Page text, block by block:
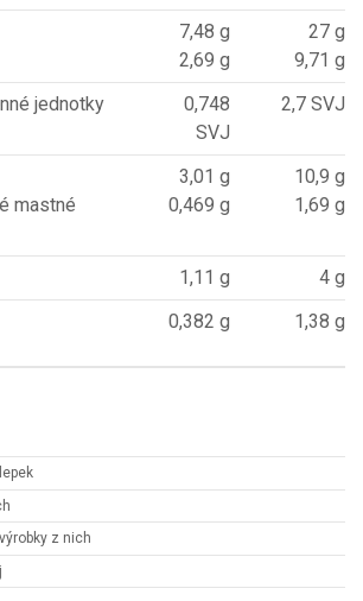
7,48 g
2,69 g
27 g
9,71 g
jednotky
0,748
SVJ
2,7 SVJ
mastné
3,01 g
0,469 g
10,9 g
1,69 g
1,11 g
4 g
0,382 g 1,38 g
z nich